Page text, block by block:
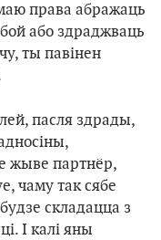
права абражаць
або здраджваць
ты павінен
пасля здрады,
жыве партнёр,
чаму так сябе
складацца з
І калі яны